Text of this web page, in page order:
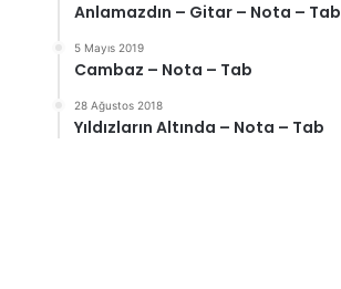
Anlamazdın – Gitar – Nota – Tab
5 Mayıs 2019
Cambaz – Nota – Tab
28 Ağustos 2018
Yıldızların Altında – Nota – Tab